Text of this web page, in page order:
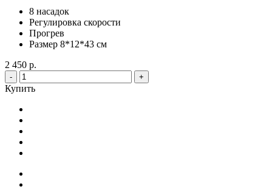
8 насадок
Регулировка скорости
Прогрев
Размер 8*12*43 см
2 450 р.
- +
Купить